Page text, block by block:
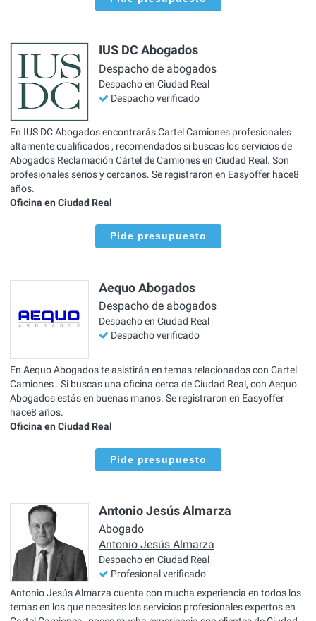
IUS DC Abogados
Despacho de abogados
Despacho en Ciudad Real
Despacho verificado
En IUS DC Abogados encontrarás Cartel Camiones profesionales
altamente cualificados , recomendados si buscas los servicios de
Abogados Reclamación Cártel de Camiones en Ciudad Real. Son
profesionales serios y cercanos. Se registraron en Easyoffer hace8
años.
Oficina en Ciudad Real
Pide presupuesto
Aequo Abogados
Despacho de abogados
Despacho en Ciudad Real
Despacho verificado
En Aequo Abogados te asistirán en temas relacionados con Cartel
Camiones . Si buscas una oficina cerca de Ciudad Real, con Aequo
Abogados estás en buenas manos. Se registraron en Easyoffer
hace8 años.
Oficina en Ciudad Real
Pide presupuesto
Antonio Jesús Almarza
Abogado
Antonio Jesús Almarza
Despacho en Ciudad Real
Profesional verificado
Antonio Jesús Almarza cuenta con mucha experiencia en todos los
temas en los que necesites los servicios profesionales expertos en